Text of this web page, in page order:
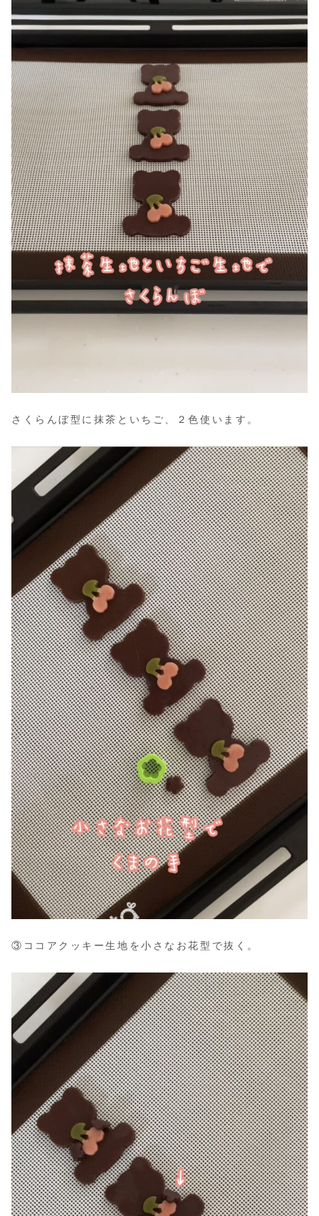
さくらんぼ型に抹茶といちご、２色使います。
③ココアクッキー生地を小さなお花型で抜く。